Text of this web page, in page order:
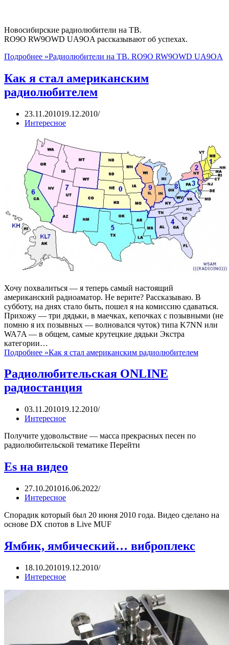
Новосибирские радиолюбители на ТВ.
RO9O RW9OWD UA9OA рассказывают об успехах.
Подробнее »Радиолюбители на ТВ. RO9O RW9OWD UA9OA
Как я стал американским
радиолюбителем
23.11.201019.12.2010
Интересное
Хочу похвалиться — я теперь самый настоящий
американский радиоаматор. Не верите? Рассказываю. В
субботу, на днях стало быть, пошел я на комиссию сдаваться.
Прихожу — три дядьки, в маечках, кепочках с позывными (не
помню я их позывных — волновался чуток) типа K7NN или
WA7A — в общем, самые крутецкие дядьки Экстра
категории…
Подробнее »Как я стал американским радиолюбителем
Радиолюбительская ONLINE
радиостанция
03.11.201019.12.2010
Интересное
Получите удовольствие — масса прекрасных песен по
радиолюбительской тематике Перейти
Es на видео
27.10.201016.06.2022
Интересное
Спорадик который был 20 июня 2010 года. Видео сделано на
основе DX спотов в Live MUF
Ямбик, ямбический… виброплекс
18.10.201019.12.2010
Интересное